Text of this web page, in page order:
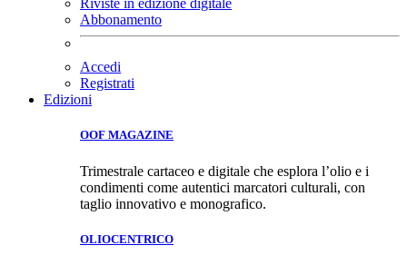
Riviste in edizione digitale
Abbonamento
Accedi
Registrati
Edizioni
OOF MAGAZINE
Trimestrale cartaceo e digitale che esplora l’olio e i
condimenti come autentici marcatori culturali, con
taglio innovativo e monografico.
OLIOCENTRICO